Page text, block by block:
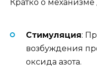
Кратко о механизме
Стимуляция:
возбуждения
оксида азота.